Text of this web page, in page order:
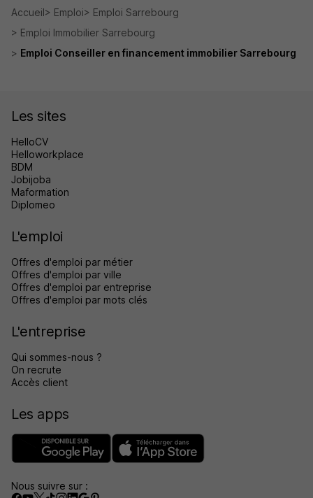
Accueil Emploi
Emploi Sarrebourg
Emploi Immobilier Sarrebourg
Emploi Conseiller en financement immobilier Sarrebourg
Les sites
HelloCV
Helloworkplace
BDM
Jobijoba
Maformation
Diplomeo
L'emploi
Offres d'emploi par métier
Offres d'emploi par ville
Offres d'emploi par entreprise
Offres d'emploi par mots clés
L'entreprise
Qui sommes-nous ?
On recrute
Accès client
Les apps
Nous suivre sur :